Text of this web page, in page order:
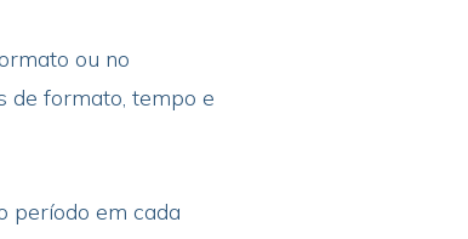
ou no
de formato, tempo e
período em cada